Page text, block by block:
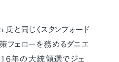
と同じくスタンフォード
ェローを務めるダニエ
年の大統領選でジェ